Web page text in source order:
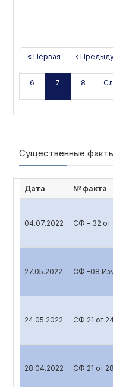
« Первая ‹
6 7 8
Существенные
Дата № факта
04.07.2022 СФ - 32 от
27.05.2022 СФ -08
24.05.2022 СФ 21 от
28.04.2022 СФ 21 от